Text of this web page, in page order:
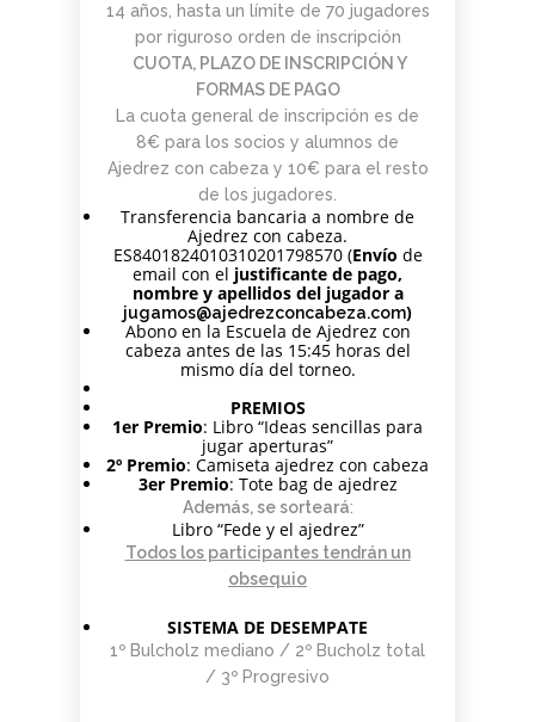
14 años, hasta un límite de 70 jugadores
por riguroso orden de inscripción
CUOTA, PLAZO DE INSCRIPCIÓN Y
FORMAS DE PAGO
La cuota general de inscripción es de
8€ para los socios y alumnos de
Ajedrez con cabeza y 10€ para el resto
de los jugadores.
Transferencia bancaria a nombre de
Ajedrez con cabeza.
ES8401824010310201798570 (Envío de
email con el justificante de pago,
nombre y apellidos del jugador a
jugamos@ajedrezconcabeza.com)
Abono en la Escuela de Ajedrez con
cabeza antes de las 15:45 horas del
mismo día del torneo.
PREMIOS
1er Premio: Libro “Ideas sencillas para
jugar aperturas”
2º Premio: Camiseta ajedrez con cabeza
3er Premio: Tote bag de ajedrez
Además, se sorteará:
Libro “Fede y el ajedrez”
Todos los participantes tendrán un
obsequio
SISTEMA DE DESEMPATE
1º Bulcholz mediano / 2º Bucholz total
/ 3º Progresivo